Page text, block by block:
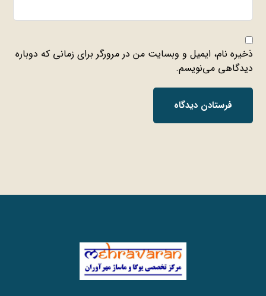
ذخیره نام، ایمیل و وبسایت من در مرورگر برای زمانی که دوباره
دیدگاهی می‌نویسم.
فرستادن دیدگاه